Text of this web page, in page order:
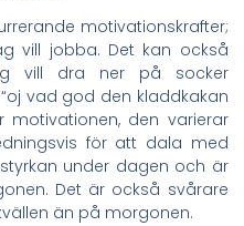
motivationskrafter;
vill jobba. Det kan också
vill dra ner på socker
vad god den kladdkakan
motivationen, den varierar
för att dala med
under dagen och är
Det är också svårare
än på morgonen.